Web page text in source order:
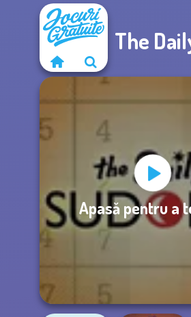
The
Apasă pentru a